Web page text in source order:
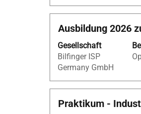
die
Stelleninformationen
vollständig
Stellenbezeichnung
Ausbildung 2026
Gesellschaft
Bilfinger ISP
Germany GmbH
Drücken
die
Leertaste,
um
die
Stelleninformationen
vollständig
Stellenbezeichnung
Praktikum -
Drücken